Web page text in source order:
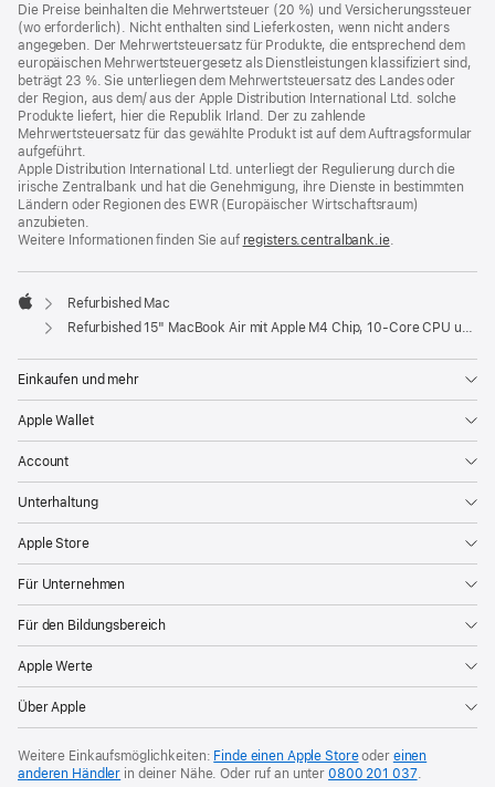
Die Preise beinhalten die Mehrwertsteuer (20 %) und Versicherungssteuer
(wo erforderlich). Nicht enthalten sind Lieferkosten, wenn nicht anders
angegeben. Der Mehrwertsteuersatz für Produkte, die entsprechend dem
europäischen Mehrwertsteuergesetz als Dienstleistungen klassifiziert sind,
beträgt 23 %. Sie unterliegen dem Mehrwertsteuersatz des Landes oder
der Region, aus dem/ aus der Apple Distribution International Ltd. solche
Produkte liefert, hier die Republik Irland. Der zu zahlende
Mehrwertsteuersatz für das gewählte Produkt ist auf dem Auftragsformular
aufgeführt.
Apple Distribution International Ltd. unterliegt der Regulierung durch die
irische Zentralbank und hat die Genehmigung, ihre Dienste in bestimmten
Ländern oder Regionen des EWR (Europäischer Wirtschaftsraum)
anzubieten.
Weitere Informationen finden Sie auf registers.centralbank.ie(Öffnet
neues
.
Apple
Refurbished Mac
Refurbished 15" MacBook Air mit Apple M4 Chip, 10‑Core CPU und 10‑Core GPU - Mitternacht
Einkaufen und mehr
Apple Wallet
Account
Unterhaltung
Apple Store
Für Unternehmen
Für den Bildungsbereich
Apple Werte
Über Apple
Weitere Einkaufsmöglichkeiten: Finde einen Apple Storeoder einen
anderen Händler in deiner Nähe. Oder ruf an unter0800 201 037.